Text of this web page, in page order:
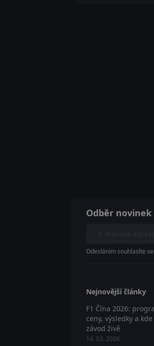
Odběr
Odesláním souhlasíte se
Nejnovější články
F1 Čína 2026:
ceny, výsledky a
závod živě
14. 03. 2026